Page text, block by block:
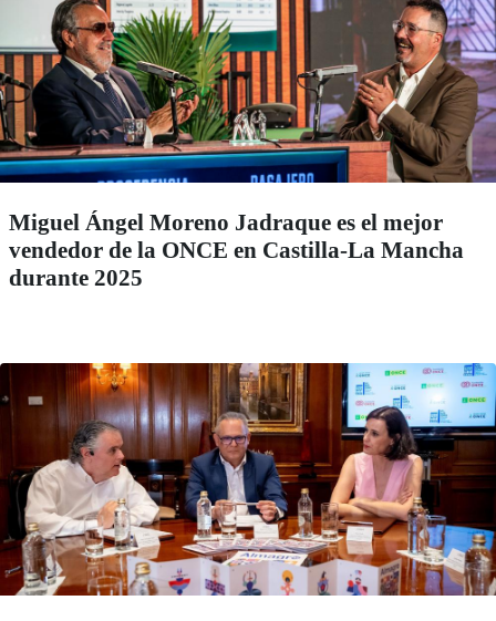
Miguel Ángel Moreno Jadraque es el mejor
vendedor de la ONCE en Castilla-La Mancha
durante 2025